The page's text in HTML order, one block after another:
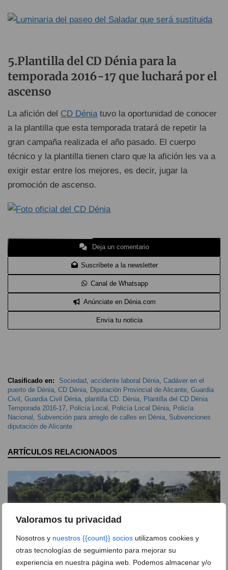
Valoramos tu privacidad
Nosotros y nuestros {{count}} socios utilizamos cookies y
otras tecnologías de seguimiento para mejorar su
experiencia en nuestra página web. Podemos almacenar y/o
5.Plantilla del CD Dénia para la
temporada 2016-17 que luchará por el
ascenso
La afición del CD Dénia tuvo la oportunidad de conocer
a la plantilla que esta temporada tratará de repetir la
gran campaña realizada el año pasado. El cuerpo
técnico y la plantilla tienen claro que la afición les va a
exigir estar entre los mejores, es decir, jugar la
promoción de ascenso.
Deja un comentario
Suscríbete a la newsletter
Canal de Whatsapp
Anúnciate en Dénia.com
Envía tu noticia
Clasificado en: Sociedad accidente laboral Dénia Cadáver en el
puerto de Dénia CD Dénia Diputación Provincial de Alicante Guardia
Civil Guardia Civil Dénia plantilla CD. Dénia Plantilla del CD Dénia
Temporada 2016-17 Policía Local Policía Local Dénia Policía
Nacional
Subvención para arreglo de calles en Dénia Subvenciones
diputación de Alicante
ARTÍCULOS RELACIONADOS